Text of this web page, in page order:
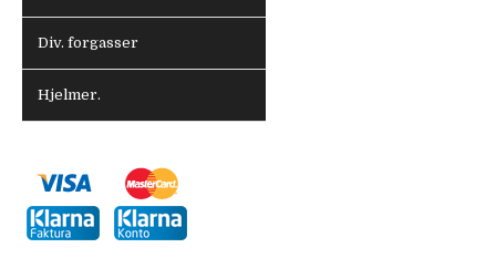
Div. forgasser
Hjelmer.